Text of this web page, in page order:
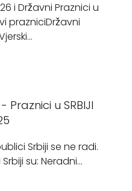
i Državni Praznici u
prazniciDržavni
Praznici u SRBIJI
Srbiji se ne radi.
su: Neradni…